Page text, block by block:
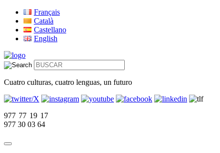
Français
Català
Castellano
English
Cuatro culturas, cuatro lenguas, un futuro
977 77 19 17
977 30 03 64